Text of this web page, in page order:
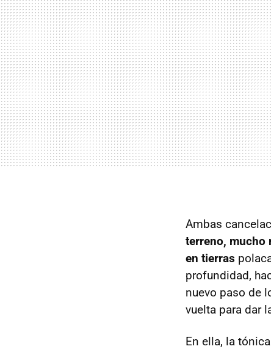
Ambas
terreno, mucho
en tierras
profundidad,
nuevo paso de
vuelta para dar
En ella, la